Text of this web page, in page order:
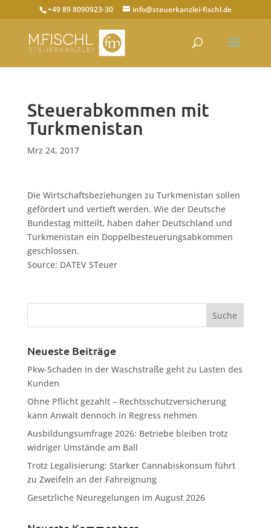
+49 89 8090923-30 info@steuerkanzlei-fischl.de
Steuerabkommen mit
Turkmenistan
Mrz 24, 2017
Die Wirtschaftsbeziehungen zu Turkmenistan sollen
gefördert und vertieft werden. Wie der Deutsche
Bundestag mitteilt, haben daher Deutschland und
Turkmenistan ein Doppelbesteuerungsabkommen
geschlossen.
Source: DATEV STeuer
Neueste Beiträge
Pkw-Schaden in der Waschstraße geht zu Lasten des
Kunden
Ohne Pflicht gezahlt – Rechtsschutzversicherung
kann Anwalt dennoch in Regress nehmen
Ausbildungsumfrage 2026: Betriebe bleiben trotz
widriger Umstände am Ball
Trotz Legalisierung: Starker Cannabiskonsum führt
zu Zweifeln an der Fahreignung
Gesetzliche Neuregelungen im August 2026